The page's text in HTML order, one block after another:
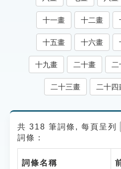
單字索引
生命大百科索引
遊戲專區
貓頭鷹博士
十一畫 十二畫
十五畫 十六畫
十九畫 二十畫
二十三畫 二十四
共 318 筆詞條, 每頁呈列
詞條：
詞條名稱